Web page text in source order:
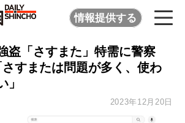
情報提供する
盗「さすまた」特需に警察
すまたは問題が多く、使わ
」
2023年12月20日